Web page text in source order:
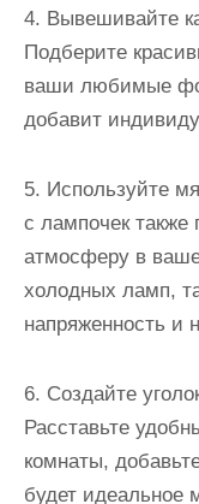
4. Вывешивайте
Подберите
ваши любимые
добавит
5. Используйте
с лампочек также
атмосферу в
холодных ламп,
напряженность и
6. Создайте
Расставьте
комнаты,
будет идеальное